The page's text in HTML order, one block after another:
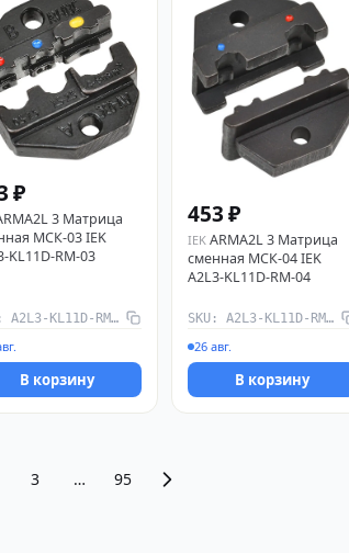
₽
3 Матрица
МСК-03 IEK
KL11D-RM-03
SKU: A2L3-KL11D-RM-03
В корзину
453 ₽
IEK ARMA2L 3 Матрица
сменная МСК-04 IEK
A2L3-KL11D-RM-04
SKU: A2L3-KL11D-RM-04
26 авг.
В корзину
3 … 95